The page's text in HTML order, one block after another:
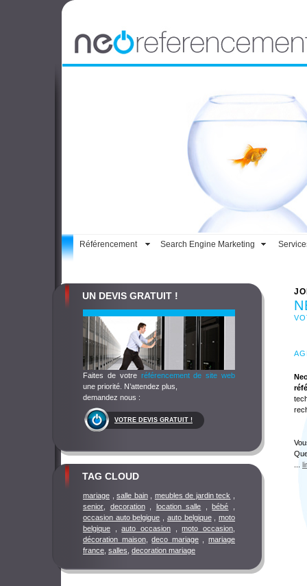
Référencement Search Engine Marketing
UN DEVIS GRATUIT !
Faites de votre référencement de site web
une priorité. N’attendez plus,
demandez nous :
VOTRE DEVIS GRATUIT !
TAG CLOUD
mariage ,salle bain, meubles de jardin teck ,
senior, decoration, location salle , bébé ,
occasion auto belgique , auto belgique,moto
belgique ,auto occasion ,moto occasion,
décoration maison,deco mariage,mariage
france, salles, decoration mariage
...